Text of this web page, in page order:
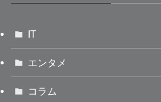
IT
エンタメ
コラム